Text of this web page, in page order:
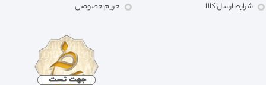
شرایط ارسال کالا
حریم خصوصی